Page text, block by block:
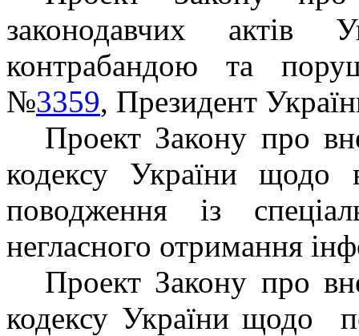
законодавчих
контрабандою та
№3359, Президент
Проект Закону про
кодексу України щодо
поводження із
негласного отримання
Проект Закону про
кодексу України щодо